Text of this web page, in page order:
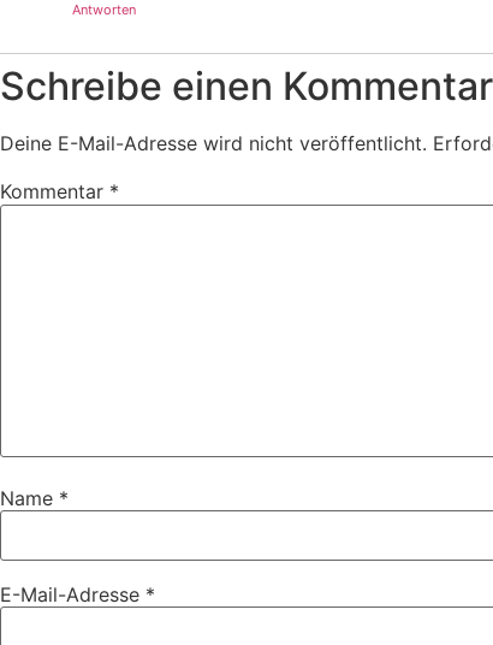
Antworten
Schreibe einen Kommentar
Deine E-Mail-Adresse wird nicht veröffentlicht.
Kommentar *
Name *
E-Mail-Adresse *